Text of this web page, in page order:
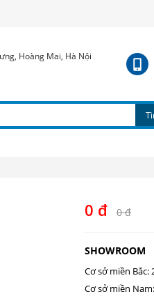
Hoàng Mai, Hà Nội
0 đ 0 đ
SHOWROOM
Cơ sở miền
Cơ sở miền